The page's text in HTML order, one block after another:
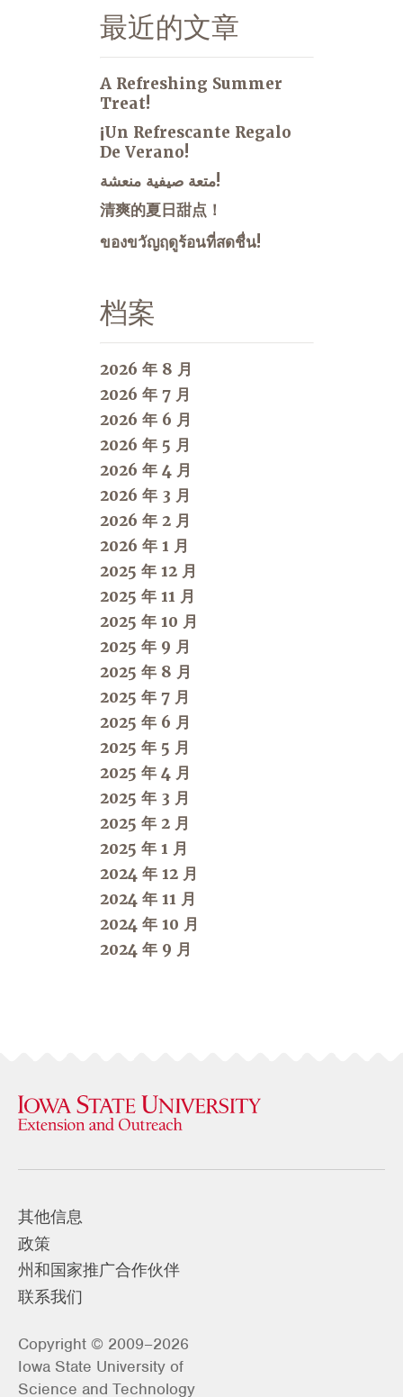
最近的文章
A Refreshing Summer
Treat!
¡Un Refrescante Regalo
De Verano!
متعة صيفية منعشة!
清爽的夏日甜点！
ของขวัญฤดูร้อนที่สดชื่น!
档案
2026 年 8 月
2026 年 7 月
2026 年 6 月
2026 年 5 月
2026 年 4 月
2026 年 3 月
2026 年 2 月
2026 年 1 月
2025 年 12 月
2025 年 11 月
2025 年 10 月
2025 年 9 月
2025 年 8 月
2025 年 7 月
2025 年 6 月
2025 年 5 月
2025 年 4 月
2025 年 3 月
2025 年 2 月
2025 年 1 月
2024 年 12 月
2024 年 11 月
2024 年 10 月
2024 年 9 月
其他信息
政策
州和国家推广合作伙伴
联系我们
Copyright © 2009–2026
Iowa State University of
Science and Technology